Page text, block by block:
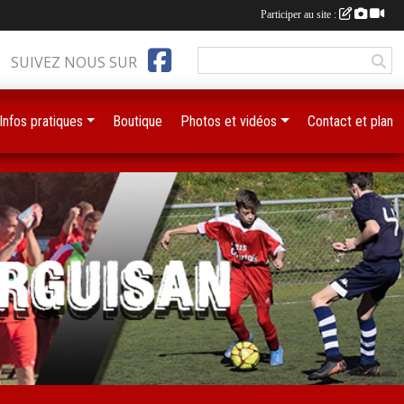
SUIVEZ NOUS SUR
pratiques Boutique Photos et vidéos Contact et plan
Participer au site :